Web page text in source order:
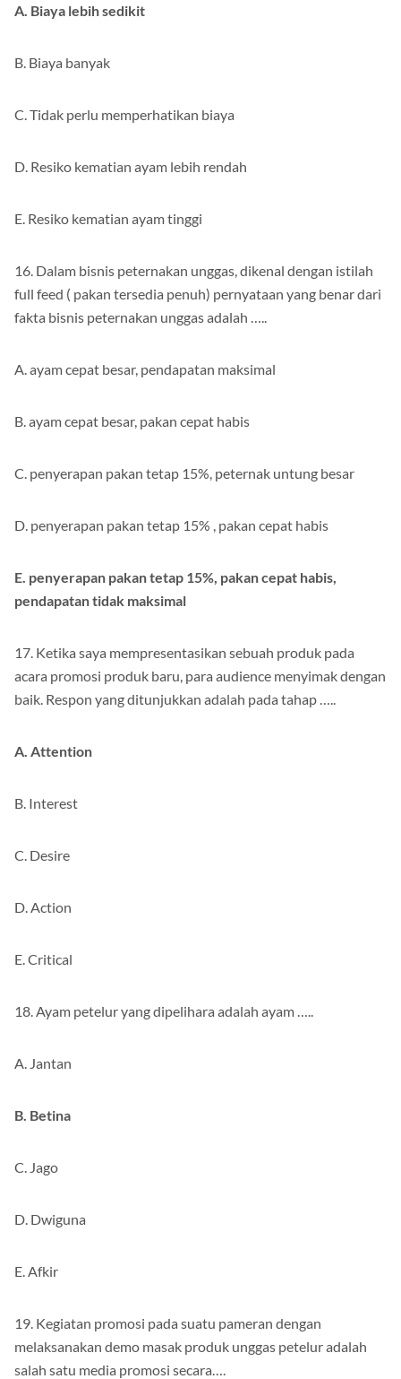
A. Biaya lebih sedikit
B. Biaya banyak
C. Tidak perlu memperhatikan biaya
D. Resiko kematian ayam lebih rendah
E. Resiko kematian ayam tinggi
16. Dalam bisnis peternakan unggas, dikenal dengan istilah
full feed ( pakan tersedia penuh) pernyataan yang benar dari
fakta bisnis peternakan unggas adalah …..
A. ayam cepat besar, pendapatan maksimal
B. ayam cepat besar, pakan cepat habis
C. penyerapan pakan tetap 15%, peternak untung besar
D. penyerapan pakan tetap 15% , pakan cepat habis
E. penyerapan pakan tetap 15%, pakan cepat habis,
pendapatan tidak maksimal
17. Ketika saya mempresentasikan sebuah produk pada
acara promosi produk baru, para audience menyimak dengan
baik. Respon yang ditunjukkan adalah pada tahap …..
A. Attention
B. Interest
C. Desire
D. Action
E. Critical
18. Ayam petelur yang dipelihara adalah ayam …..
A. Jantan
B. Betina
C. Jago
D. Dwiguna
E. Afkir
19. Kegiatan promosi pada suatu pameran dengan
melaksanakan demo masak produk unggas petelur adalah
salah satu media promosi secara….